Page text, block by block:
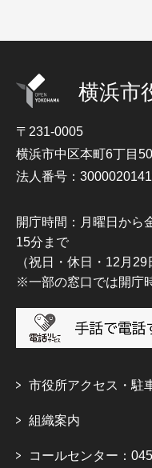
横浜市
〒231-0005
横浜市中区本町6丁目
法人番号：
開庁時間：月曜日から
15分まで
（祝日・休日・12月
※一部の窓口では開庁
市役所アクセス・駐
組織案内
コールセンター：